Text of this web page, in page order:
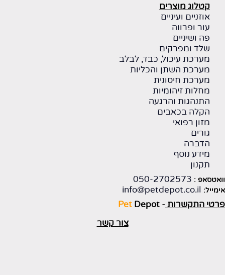
קטלוג מוצרים
אוזניים ועיניים
עור ופרווה
פה ושיניים
שלד ומפרקים
מערכת עיכול, כבד, לבלב
מערכת השתן והכליות
מערכת חיסונית
מחלות זיהומיות
התנהגות והרגעה
הקלה בכאבים
מזון רפואי
גורים
הדברה
מידע נוסף
תקנון
וואטסאפ : 050-2702573
אימייל: info@petdepot.co.il
פרטי התקשרות-
Pet Depot
צור קשר